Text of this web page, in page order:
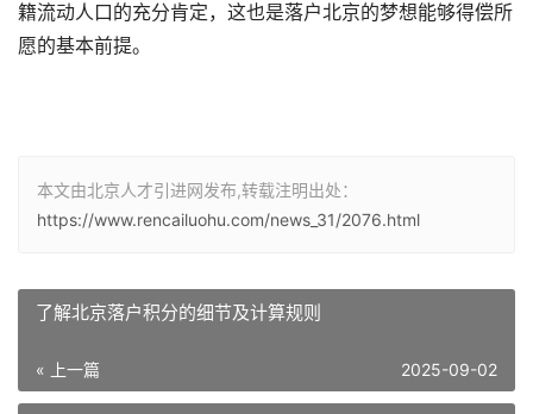
籍流动人口的充分肯定，这也是落户北京的梦想能够得偿所
愿的基本前提。
本文由北京人才引进网发布,转载注明出处：
https://www.rencailuohu.com/news_31/2076.html
了解北京落户积分的细节及计算规则
« 上一篇 2025-09-02